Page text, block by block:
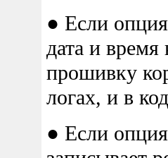
● Если
дата и
прошивку
логах, и в
● Если